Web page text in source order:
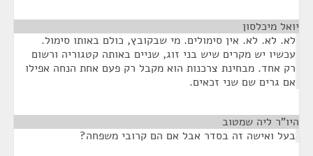
יואל מיכלסון
לא. לא. לא. אין סימולים. מי שבקובץ, כולם באותו סימול.
עכשיו יש מקרים שיש בני זוג, שניים באותה קטגוריה ורשום
רק אחד. מבחינת צרכנות הוא מקבל רק פעם אחת הנחה אפילו
אם גרים שם שני זכאים.
היו"ר ליה שמטוב
בעל ואישה זה בסדר אבל אם הם קרובי משפחה?